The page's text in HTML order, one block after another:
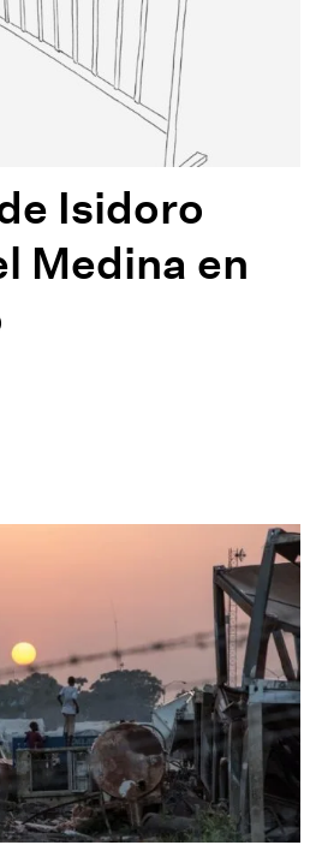
Isidoro
Medina en